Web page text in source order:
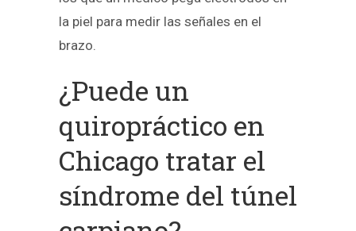
la piel para medir las señales en el
brazo.
¿Puede un
quiropráctico en
Chicago tratar el
síndrome del túnel